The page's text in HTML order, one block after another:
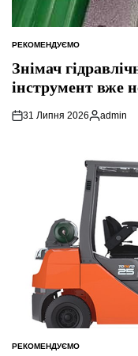
ОПУБЛІКУВАТИ
У
РЕКОМЕНДУЄМО
Знімач
інструмент вже
31 Липня 2026 admin
ОПУБЛІКУВАТИ
РЕКОМЕНДУЄМО